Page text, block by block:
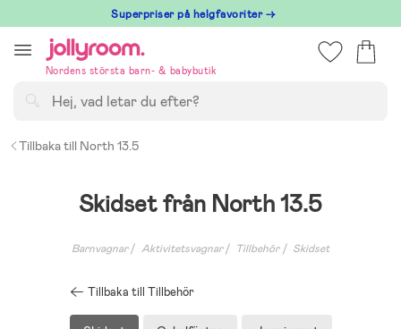
till
innehållet
Superpriser på helgfavoriter →
Nordens största barn- & babybutik
Tillbaka till North 13.5
Skidset från North 13.5
Barnvagnar Aktivitetsvagnar Tillbehör Skidset
Tillbaka till Tillbehör